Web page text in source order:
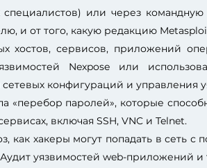
или через командную
и от того, какую редакцию
хостов, сервисов, приложений
Nexpose или
конфигураций и управления
«перебор паролей», которые
включая SSH, VNC и Telnet.
как хакеры могут попадать в сеть
уязвимостей web-приложений и